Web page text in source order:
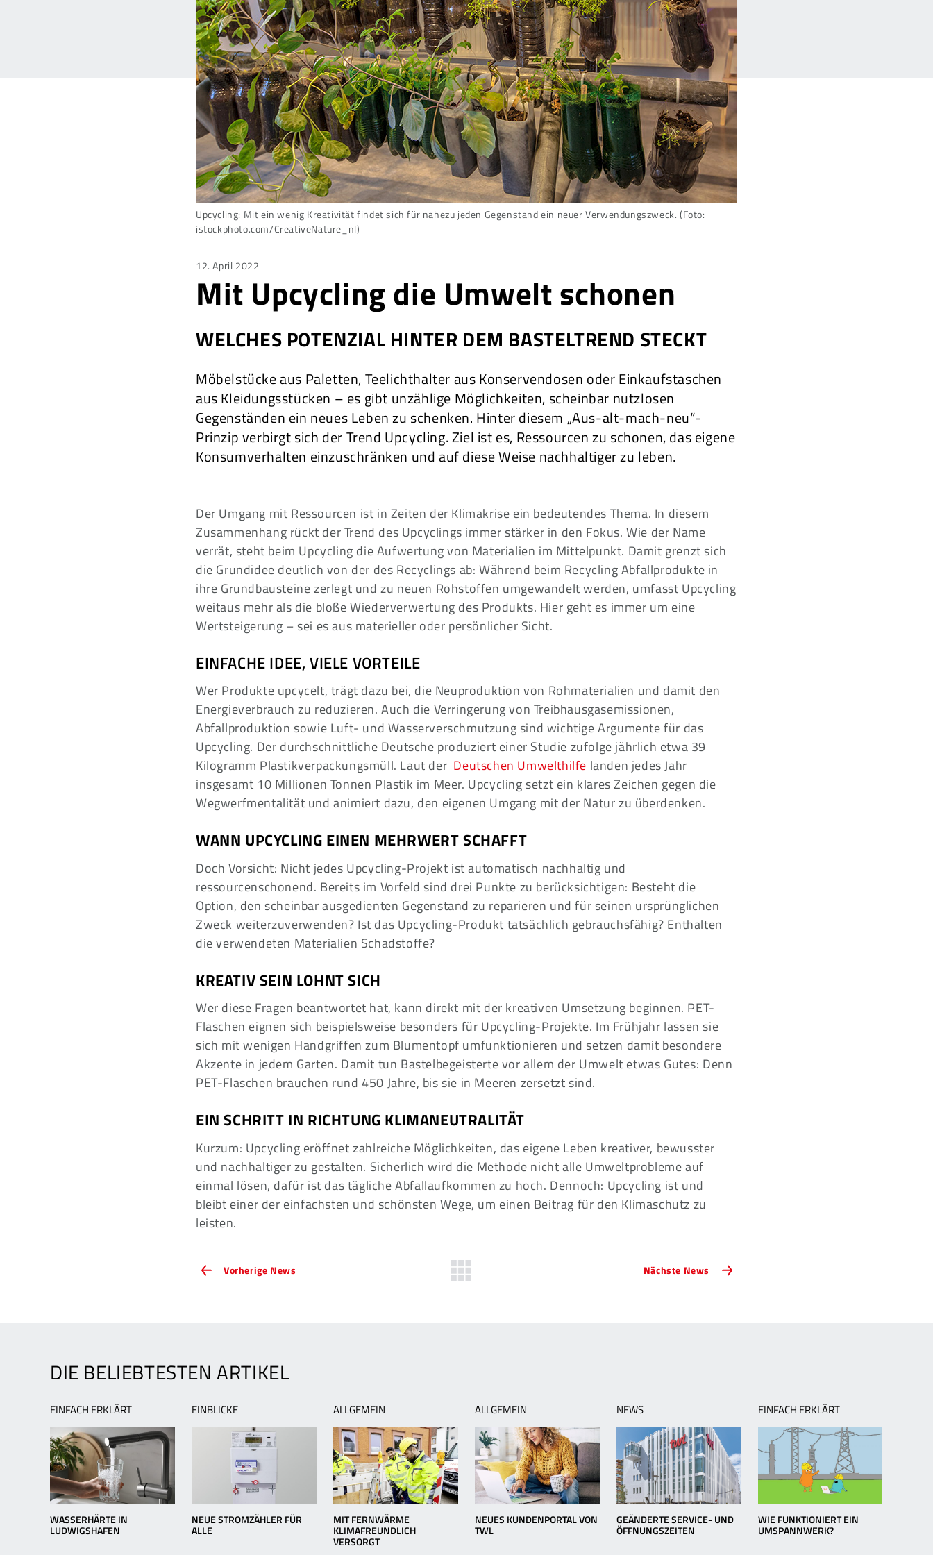
Upcycling: Mit ein wenig Kreativität findet sich für nahezu jeden Gegenstand ein neuer Verwendungszweck. (Foto:
istockphoto.com/CreativeNature_nl)
Posted
12. April 2022
Mit Upcycling die Umwelt schonen
WELCHES POTENZIAL HINTER DEM BASTELTREND STECKT
Möbelstücke aus Paletten, Teelichthalter aus Konservendosen oder Einkaufstaschen
aus Kleidungsstücken – es gibt unzählige Möglichkeiten, scheinbar nutzlosen
Gegenständen ein neues Leben zu schenken. Hinter diesem „Aus-alt-mach-neu“-
Prinzip verbirgt sich der Trend Upcycling. Ziel ist es, Ressourcen zu schonen, das eigene
Konsumverhalten einzuschränken und auf diese Weise nachhaltiger zu leben.
Der Umgang mit Ressourcen ist in Zeiten der Klimakrise ein bedeutendes Thema. In diesem
Zusammenhang rückt der Trend des Upcyclings immer stärker in den Fokus. Wie der Name
verrät, steht beim Upcycling die Aufwertung von Materialien im Mittelpunkt. Damit grenzt sich
die Grundidee deutlich von der des Recyclings ab: Während beim Recycling Abfallprodukte in
ihre Grundbausteine zerlegt und zu neuen Rohstoffen umgewandelt werden, umfasst Upcycling
weitaus mehr als die bloße Wiederverwertung des Produkts. Hier geht es immer um eine
Wertsteigerung – sei es aus materieller oder persönlicher Sicht.
EINFACHE IDEE, VIELE VORTEILE
Wer Produkte upcycelt, trägt dazu bei, die Neuproduktion von Rohmaterialien und damit den
Energieverbrauch zu reduzieren. Auch die Verringerung von Treibhausgasemissionen,
Abfallproduktion sowie Luft- und Wasserverschmutzung sind wichtige Argumente für das
Upcycling. Der durchschnittliche Deutsche produziert einer Studie zufolge jährlich etwa 39
Kilogramm Plastikverpackungsmüll. Laut der Deutschen Umwelthilfe landen jedes Jahr
insgesamt 10 Millionen Tonnen Plastik im Meer. Upcycling setzt ein klares Zeichen gegen die
Wegwerfmentalität und animiert dazu, den eigenen Umgang mit der Natur zu überdenken.
WANN UPCYCLING EINEN MEHRWERT SCHAFFT
Doch Vorsicht: Nicht jedes Upcycling-Projekt ist automatisch nachhaltig und
ressourcenschonend. Bereits im Vorfeld sind drei Punkte zu berücksichtigen: Besteht die
Option, den scheinbar ausgedienten Gegenstand zu reparieren und für seinen ursprünglichen
Zweck weiterzuverwenden? Ist das Upcycling-Produkt tatsächlich gebrauchsfähig? Enthalten
die verwendeten Materialien Schadstoffe?
KREATIV SEIN LOHNT SICH
Wer diese Fragen beantwortet hat, kann direkt mit der kreativen Umsetzung beginnen. PET-
Flaschen eignen sich beispielsweise besonders für Upcycling-Projekte. Im Frühjahr lassen sie
sich mit wenigen Handgriffen zum Blumentopf umfunktionieren und setzen damit besondere
Akzente in jedem Garten. Damit tun Bastelbegeisterte vor allem der Umwelt etwas Gutes: Denn
PET-Flaschen brauchen rund 450 Jahre, bis sie in Meeren zersetzt sind.
EIN SCHRITT IN RICHTUNG KLIMANEUTRALITÄT
Kurzum: Upcycling eröffnet zahlreiche Möglichkeiten, das eigene Leben kreativer, bewusster
und nachhaltiger zu gestalten. Sicherlich wird die Methode nicht alle Umweltprobleme auf
einmal lösen, dafür ist das tägliche Abfallaufkommen zu hoch. Dennoch: Upcycling ist und
bleibt einer der einfachsten und schönsten Wege, um einen Beitrag für den Klimaschutz zu
leisten.
ARTIKEL-
Vorherige News
Zurück
zur
Nächste News
DIE BELIEBTESTEN ARTIKEL
EINFACH ERKLÄRT
WASSERHÄRTE IN
LUDWIGSHAFEN
EINBLICKE
NEUE STROMZÄHLER FÜR
ALLE
ALLGEMEIN
MIT FERNWÄRME
KLIMAFREUNDLICH
VERSORGT
ALLGEMEIN
NEUES KUNDENPORTAL VON
TWL
NEWS
GEÄNDERTE SERVICE- UND
ÖFFNUNGSZEITEN
EINFACH ERKLÄRT
WIE FUNKTIONIERT EIN
UMSPANNWERK?